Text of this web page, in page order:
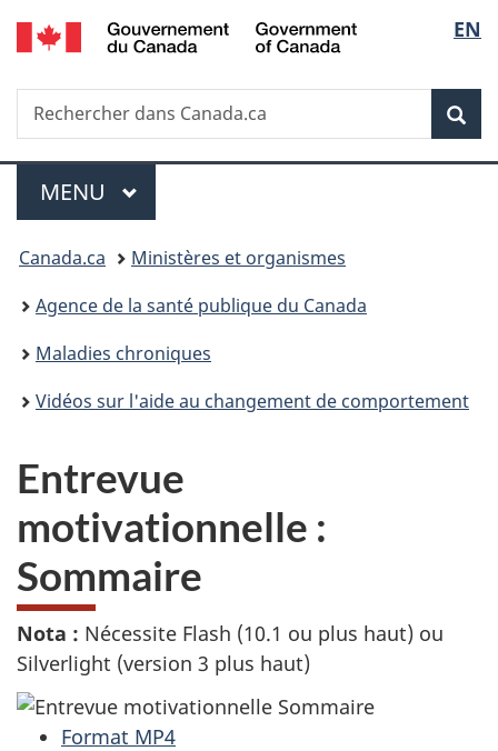
Passer
au
principal
Passer
à
Au
du
Passer
à
version
simplifiée
de
la
EN
Recherche
Rechercher
dans
Menu
MENU PRINCIPAL
Vous
êtes
ici :
Canada.ca
Ministères et organismes
Agence de la santé publique du Canada
Maladies chroniques
Vidéos sur l'aide au changement de comportement
Entrevue
motivationnelle :
Sommaire
Nota : Nécessite Flash (10.1 ou plus haut) ou
Silverlight (version 3 plus haut)
Format MP4